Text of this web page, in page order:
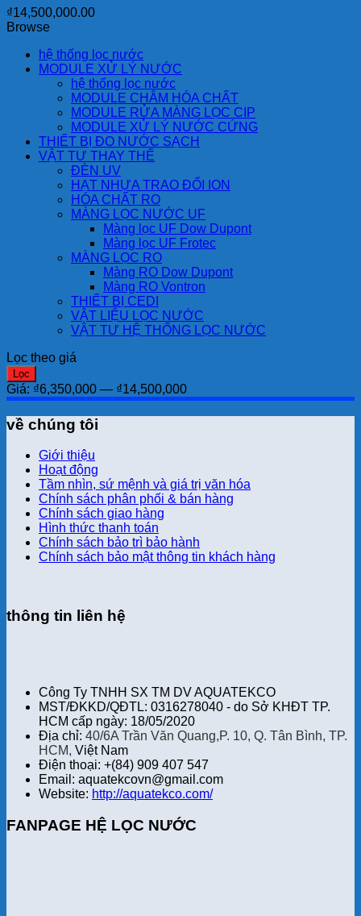
₫14,500,000.00
Browse
hệ thống lọc nước
MODULE XỬ LÝ NƯỚC
hệ thống lọc nước
MODULE CHÂM HÓA CHẤT
MODULE RỬA MÀNG LỌC CIP
MODULE XỬ LÝ NƯỚC CỨNG
THIẾT BỊ ĐO NƯỚC SẠCH
VẬT TƯ THAY THẾ
ĐÈN UV
HẠT NHỰA TRAO ĐỔI ION
HÓA CHẤT RO
MÀNG LỌC NƯỚC UF
Màng lọc UF Dow Dupont
Màng lọc UF Frotec
MÀNG LỌC RO
Màng RO Dow Dupont
Màng RO Vontron
THIẾT BỊ CEDI
VẬT LIỆU LỌC NƯỚC
VẬT TƯ HỆ THỐNG LỌC NƯỚC
Lọc theo giá
Giá
tối
thiểu
Giá
tối
đa
Lọc
Giá: ₫6,350,000 — ₫14,500,000
về chúng tôi
Giới thiệu
Hoạt động
Tầm nhìn, sứ mệnh và giá trị văn hóa
Chính sách phân phối & bán hàng
Chính sách giao hàng
Hình thức thanh toán
Chính sách bảo trì bảo hành
Chính sách bảo mật thông tin khách hàng
thông tin liên hệ
Công Ty TNHH SX TM DV AQUATEKCO
MST/ĐKKD/QĐTL: 0316278040 - do Sở KHĐT TP.
HCM cấp ngày: 18/05/2020
Địa chỉ: 40/6A Trần Văn Quang,P. 10, Q. Tân Bình, TP.
HCM, Việt Nam
Điện thoại: +(84) 909 407 547
Email: aquatekcovn@gmail.com
Website: http://aquatekco.com/
FANPAGE HỆ LỌC NƯỚC